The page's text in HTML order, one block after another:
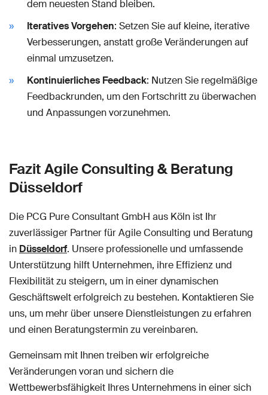
dem neuesten Stand bleiben.
Iteratives Vorgehen: Setzen Sie auf kleine, iterative
Verbesserungen, anstatt große Veränderungen auf
einmal umzusetzen.
Kontinuierliches Feedback: Nutzen Sie regelmäßige
Feedbackrunden, um den Fortschritt zu überwachen
und Anpassungen vorzunehmen.
Fazit Agile Consulting & Beratung
Düsseldorf
Die PCG Pure Consultant GmbH aus Köln ist Ihr
zuverlässiger Partner für Agile Consulting und Beratung
in Düsseldorf. Unsere professionelle und umfassende
Unterstützung hilft Unternehmen, ihre Effizienz und
Flexibilität zu steigern, um in einer dynamischen
Geschäftswelt erfolgreich zu bestehen. Kontaktieren Sie
uns, um mehr über unsere Dienstleistungen zu erfahren
und einen Beratungstermin zu vereinbaren.
Gemeinsam mit Ihnen treiben wir erfolgreiche
Veränderungen voran und sichern die
Wettbewerbsfähigkeit Ihres Unternehmens in einer sich